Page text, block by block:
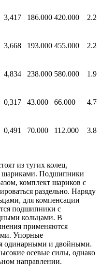
3,417 186.000 420.000
3,668 193.000 455.000
4,834 238.000 580.000
0,317 43.000 66.000
0,491 70.000 112.000
1,083 96.000 170.000
1,424 123.000 222.000
1,91 138.000 255.000
из тугих колец,
шариками. Подшипники
комплект шариков с
раздельно. Наряду
для компенсации
подшипники с
кольцами. В
применяются
Упорные
одинарными и двойными.
осевые силы, однако
направлении.